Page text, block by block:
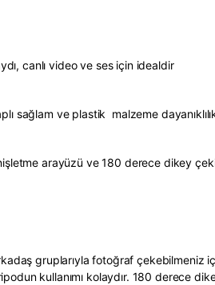
canlı video ve ses için idealdir
sağlam ve plastik malzeme
arayüzü ve 180 derece dikey
gruplarıyla fotoğraf çekebilmeniz
kullanımı kolaydır. 180 derece